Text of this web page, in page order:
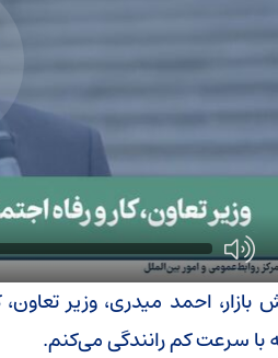
بازار، احمد میدری، وزیر
سرعت کم رانندگی می‌کنم.